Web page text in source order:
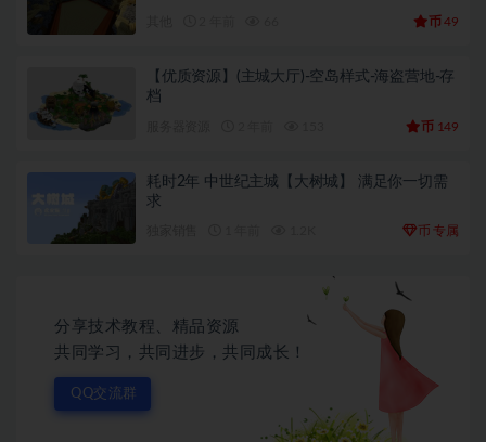
币 49
【优质资源】(主城大厅)-空岛样式-海盗营地-存
档
币 149
耗时2年 中世纪主城【大树城】 满足你一切需
求
币 专属
分享技术教程、精品资源
共同学习，共同进步，共同成长！
QQ交流群